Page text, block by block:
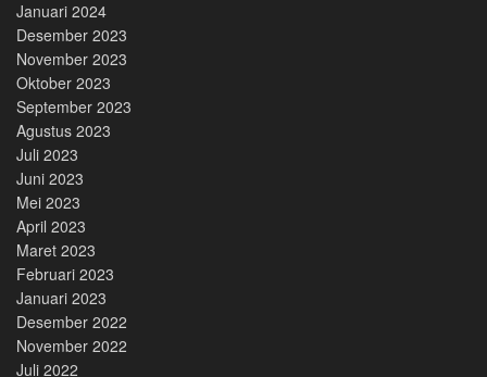
Januari 2024
Desember 2023
November 2023
Oktober 2023
September 2023
Agustus 2023
Juli 2023
Juni 2023
Mei 2023
April 2023
Maret 2023
Februari 2023
Januari 2023
Desember 2022
November 2022
Juli 2022